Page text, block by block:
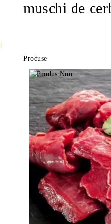
muschi de
Produse